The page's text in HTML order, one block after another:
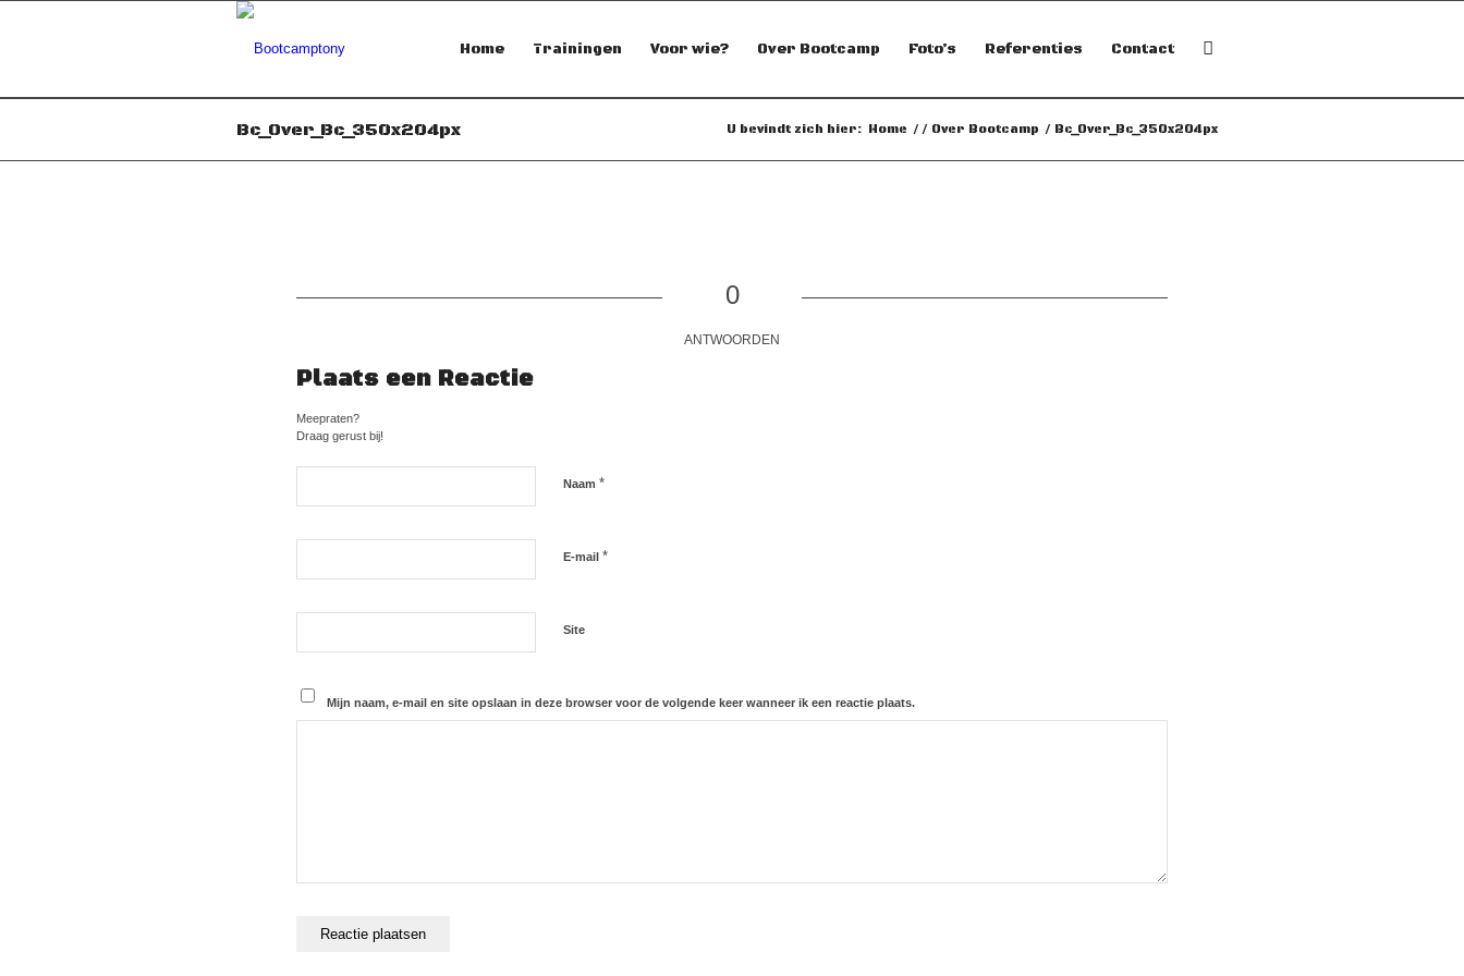
Home Trainingen Voor wie? Over Bootcamp Foto’s Referenties Contact
Bc_Over_Bc_350x204px U bevindt zich hier: Home / / Over Bootcamp / Bc_Over_Bc_350x204px
0
ANTWOORDEN
Plaats een Reactie
Meepraten?
Draag gerust bij!
Naam *
E-mail *
Site
Mijn naam, e-mail en site opslaan in deze browser voor de volgende keer wanneer ik een reactie plaats.